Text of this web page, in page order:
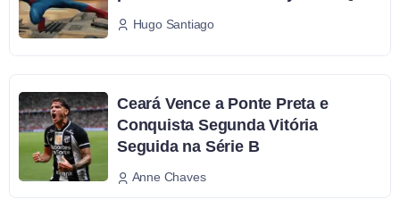
Hugo Santiago
Ceará Vence a Ponte Preta e
Conquista Segunda Vitória
Seguida na Série B
Anne Chaves